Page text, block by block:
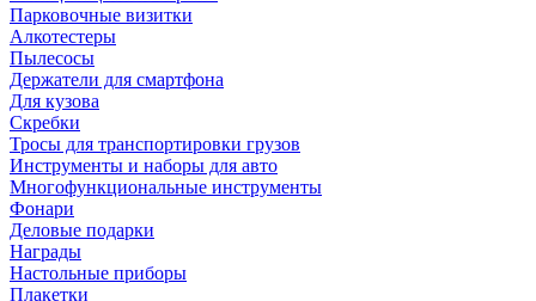
Парковочные визитки
Алкотестеры
Пылесосы
Держатели для смартфона
Для кузова
Скребки
Тросы для транспортировки грузов
Инструменты и наборы для авто
Многофункциональные инструменты
Фонари
Деловые подарки
Награды
Настольные приборы
Плакетки